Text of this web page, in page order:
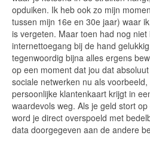
opduiken. Ik heb ook zo mijn
tussen mijn 16e en 30e jaar) waar
is vergeten. Maar toen had nog
internettoegang bij de hand
tegenwoordig bijna alles ergens
op een moment dat jou dat
sociale netwerken nu als
persoonlijke klantenkaart krijgt in
waardevols weg. Als je geld stort
word je direct overspoeld met
data doorgegeven aan de andere